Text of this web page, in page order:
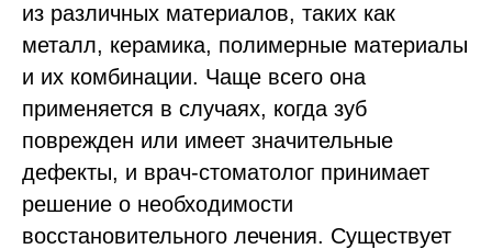
из различных материалов, таких как
металл, керамика, полимерные материалы
и их комбинации. Чаще всего она
применяется в случаях, когда зуб
поврежден или имеет значительные
дефекты, и врач-стоматолог принимает
решение о необходимости
восстановительного лечения. Существует